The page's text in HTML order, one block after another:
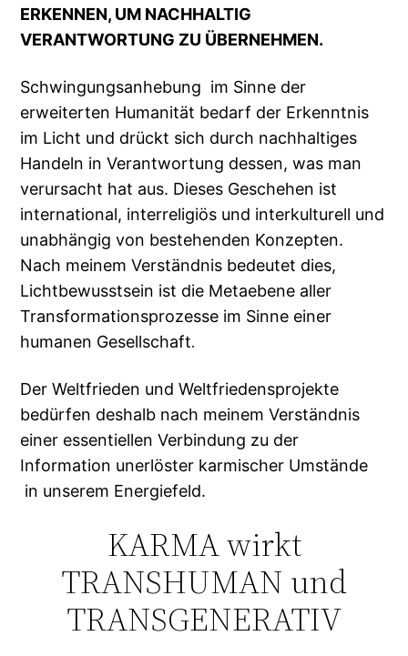
ERKENNEN, UM NACHHALTIG
VERANTWORTUNG ZU ÜBERNEHMEN.
Schwingungsanhebung im Sinne der
erweiterten Humanität bedarf der Erkenntnis
im Licht und drückt sich durch nachhaltiges
Handeln in Verantwortung dessen, was man
verursacht hat aus. Dieses Geschehen ist
international, interreligiös und interkulturell und
unabhängig von bestehenden Konzepten.
Nach meinem Verständnis bedeutet dies,
Lichtbewusstsein ist die Metaebene aller
Transformationsprozesse im Sinne einer
humanen Gesellschaft.
Der Weltfrieden und Weltfriedensprojekte
bedürfen deshalb nach meinem Verständnis
einer essentiellen Verbindung zu der
Information unerlöster karmischer Umstände
in unserem Energiefeld.
KARMA wirkt
TRANSHUMAN und
TRANSGENERATIV